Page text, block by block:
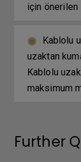
için önerilen
Kablolu
uzaktan
Kablolu
maksimum
Further